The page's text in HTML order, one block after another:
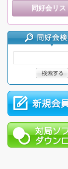
同好会リス